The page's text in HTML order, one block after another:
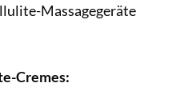
Massagegeräte
Cremes: